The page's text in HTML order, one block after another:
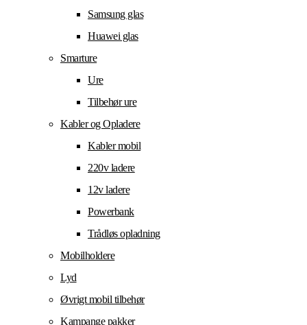
Samsung glas
Huawei glas
Smarture
Ure
Tilbehør ure
Kabler og Opladere
Kabler mobil
220v ladere
12v ladere
Powerbank
Trådløs opladning
Mobilholdere
Lyd
Øvrigt mobil tilbehør
Kampange pakker